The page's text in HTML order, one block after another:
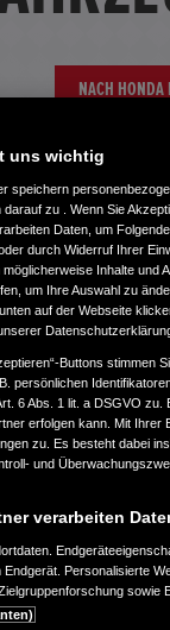
NACH HONDA
ab 2000
ERSTELLEN
uns wichtig
speichern
zu . Wenn Sie
Daten, um
durch Widerruf Ihrer
Inhalte und
um Ihre Auswahl zu
auf der Webseite
Buttons stimmen
persönlichen
6 Abs. 1 lit. a DSGVO
erfolgen kann. Mit Ihrer
zu. Es besteht dabei
und
verarbeiten
Endgerät. Personalisierte
sowie